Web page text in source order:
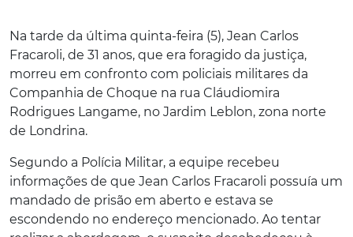
Na tarde da última quinta-feira (5), Jean Carlos
Fracaroli, de 31 anos, que era foragido da justiça,
morreu em confronto com policiais militares da
Companhia de Choque na rua Cláudiomira
Rodrigues Langame, no Jardim Leblon, zona norte
de Londrina.
Segundo a Polícia Militar, a equipe recebeu
informações de que Jean Carlos Fracaroli possuía um
mandado de prisão em aberto e estava se
escondendo no endereço mencionado. Ao tentar